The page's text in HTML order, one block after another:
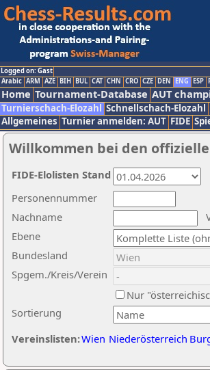
Logged on: Gast
Arabic ARM AZE BIH BUL CAT CHN CRO CZE DEN ENG ESP
Home Tournament-Database AUT
Turnierschach-Elozahl Schnellschach-Elozahl
Allgemeines Turnier anmelden: AUT FIDE
Willkommen bei den
Nachname
Ebene
Sortierung
Personennummer
Bundesland
Spgem./Kreis/Verein
Nur
Vereinslisten:Wien Niederösterreich
FIDE-Elolisten Stand